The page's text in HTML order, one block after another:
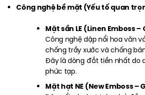
Công nghệ bề mặt (Yếu tố quan
Mặt sần LE (Linen Emboss
Công nghệ dập nổi hoa văn
chống trầy xước và chống
Đây là dòng đắt tiền nhất do
phức tạp.
Mặt hạt NE (New Emboss –